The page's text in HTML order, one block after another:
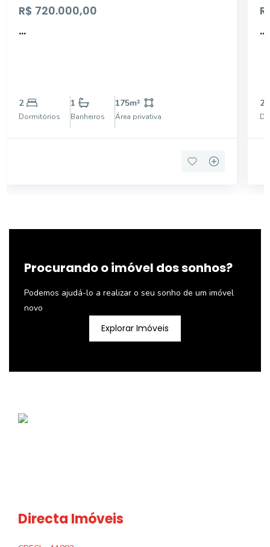
R$ 720.000,00
...
2
Dormitórios
1
Banheiros
175m²
Área privativa
...
2
Procurando o imóvel dos sonhos?
Podemos ajudá-lo a realizar o seu sonho de um imóvel
novo
Explorar Imóveis
Directa Imóveis